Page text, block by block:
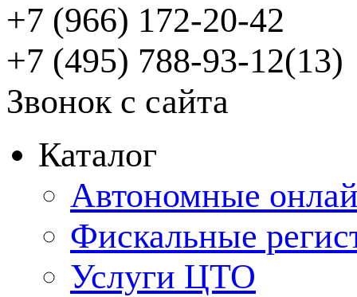
+7 (966) 172-20-42
+7 (495) 788-93-12(13)
Звонок с сайта
Каталог
Автономные
Фискальные
Услуги ЦТО